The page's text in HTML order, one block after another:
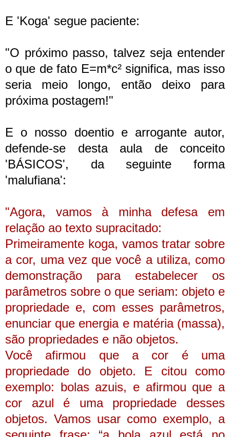
E 'Koga' segue paciente:
"O próximo passo, talvez seja entender
o que de fato E=m*c² significa, mas isso
seria meio longo, então deixo para
próxima postagem!"
E o nosso doentio e arrogante autor,
defende-se desta aula de conceito
'BÁSICOS', da seguinte forma
'malufiana':
"Agora, vamos à minha defesa em
relação ao texto supracitado:
Primeiramente koga, vamos tratar sobre
a cor, uma vez que você a utiliza, como
demonstração para estabelecer os
parâmetros sobre o que seriam: objeto e
propriedade e, com esses parâmetros,
enunciar que energia e matéria (massa),
são propriedades e não objetos.
Você afirmou que a cor é uma
propriedade do objeto. E citou como
exemplo: bolas azuis, e afirmou que a
cor azul é uma propriedade desses
objetos. Vamos usar como exemplo, a